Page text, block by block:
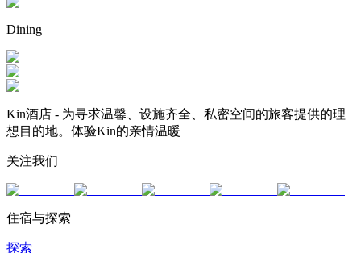
Dining
Kin酒店 - 为寻求温馨、设施齐全、私密空间的旅客提供的理
想目的地。体验Kin的亲情温暖
关注我们
住宿与探索
探索